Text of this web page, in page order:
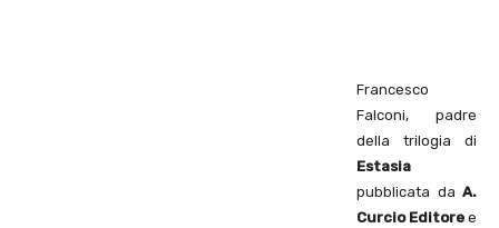
Francesco
Falconi, padre
della trilogia di
Estasia
pubblicata da A.
Curcio Editore e